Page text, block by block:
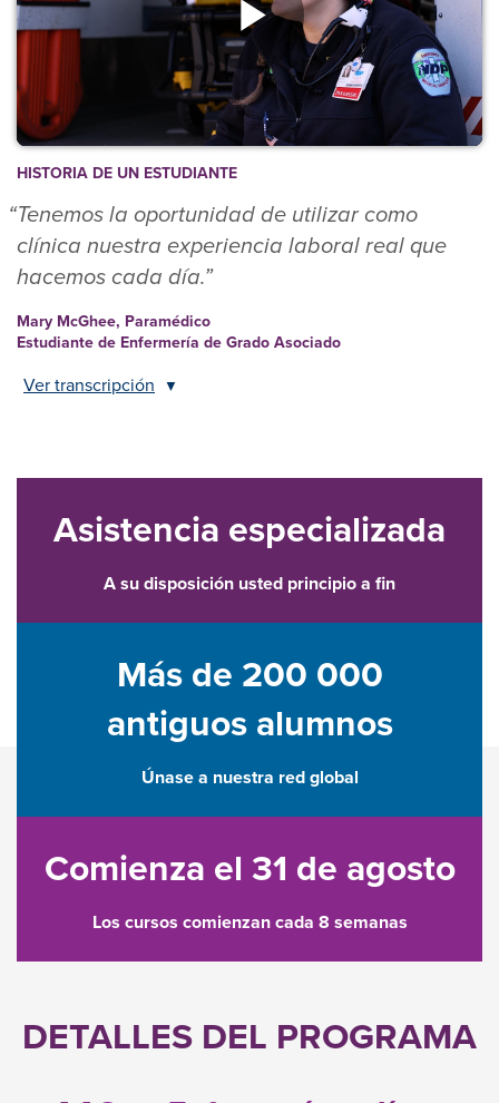
HISTORIA DE UN ESTUDIANTE
Tenemos la oportunidad de utilizar como
clínica nuestra experiencia laboral real que
hacemos cada día.
Mary McGhee, Paramédico
Estudiante de Enfermería de Grado Asociado
Ver transcripción ▼
Asistencia especializada
A su disposición usted principio a fin
Más de 200 000
antiguos alumnos
Únase a nuestra red global
Comienza el 31 de agosto
Los cursos comienzan cada 8 semanas
DETALLES DEL PROGRAMA